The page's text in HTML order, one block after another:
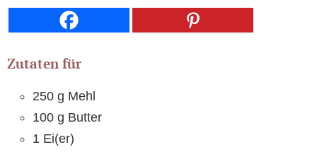
Zutaten für
250 g Mehl
100 g Butter
1 Ei(er)